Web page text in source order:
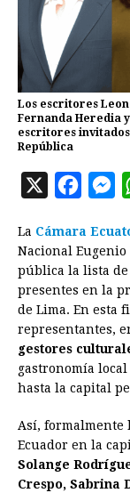
Los escritores
Fernanda Heredia
escritores invitados
República
X
c
e
b
o
o
k
M
s
s
e
n
g
e
r
La Cámara
Nacional
pública la lista
presentes en la
de Lima. En esta
representantes,
gestores
gastronomía
hasta la capital
Así, formalmente
Ecuador en la
Solange
Crespo, Sabrina